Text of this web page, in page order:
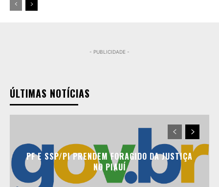
- PUBLICIDADE -
ÚLTIMAS NOTÍCIAS
PF E SSP/PI PRENDEM FORAGIDO DA JUSTIÇA
NO PIAUÍ